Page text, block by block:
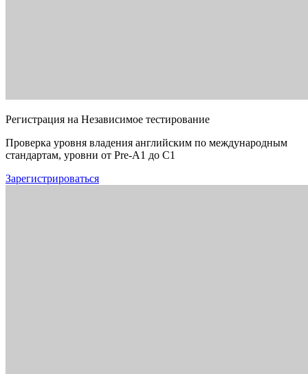
Регистрация на Независимое тестирование
Проверка уровня владения английским по международным
стандартам, уровни от Pre-A1 до C1
Зарегистрироваться